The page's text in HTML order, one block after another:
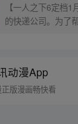
【一人之下6定档
的快递公司。为了
动漫App
正版漫画畅快看